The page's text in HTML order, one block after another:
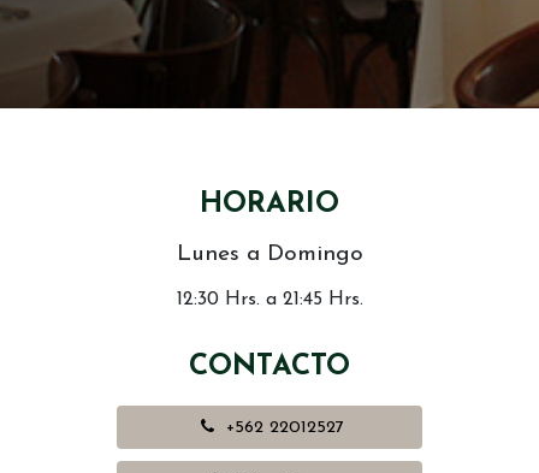
HORARIO
Lunes a Domingo
12:30 Hrs. a 21:45 Hrs.
CONTACTO
+562 22012527